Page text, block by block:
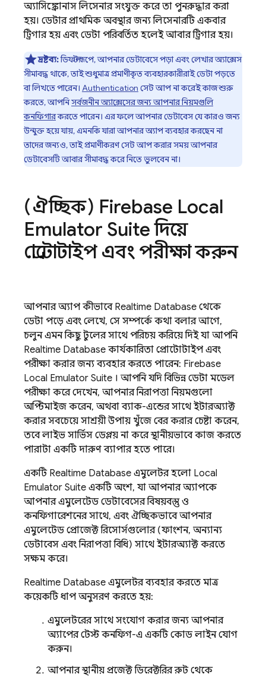
অ্যাসিঙ্ক্রোনাস লিসেনার সংযুক্ত করে তা পুনরুদ্ধার করা
হয়। ডেটার প্রাথমিক অবস্থার জন্য লিসেনারটি একবার
ট্রিগার হয় এবং ডেটা পরিবর্তিত হলেই আবার ট্রিগার হয়।
দ্রষ্টব্য:ডিফল্টরূপে, আপনার ডেটাবেসে পড়া এবং লেখার অ্যাক্সেস
সীমাবদ্ধ থাকে, তাই শুধুমাত্র প্রমাণীকৃত ব্যবহারকারীরাই ডেটা পড়তে
বা লিখতে পারেন। Authentication সেট আপ না করেই কাজ শুরু
করতে, আপনিসর্বজনীন অ্যাক্সেসের জন্য আপনার নিয়মগুলি
কনফিগারকরতে পারেন। এর ফলে আপনার ডেটাবেস যে কারও জন্য
উন্মুক্ত হয়ে যায়, এমনকি যারা আপনার অ্যাপ ব্যবহার করছেন না
তাদের জন্যও, তাই প্রমাণীকরণ সেট আপ করার সময় আপনার
ডেটাবেসটি আবার সীমাবদ্ধ করে নিতে ভুলবেন না।
(ঐচ্ছিক) Firebase Local
Emulator Suiteদিয়ে
প্রোটোটাইপ এবং পরীক্ষা করুন
আপনার অ্যাপ কীভাবে Realtime Database থেকে
ডেটা পড়ে এবং লেখে, সে সম্পর্কে কথা বলার আগে,
চলুন এমন কিছু টুলের সাথে পরিচয় করিয়ে দিই যা আপনি
Realtime Database কার্যকারিতা প্রোটোটাইপ এবং
পরীক্ষা করার জন্য ব্যবহার করতে পারেন: Firebase
Local Emulator Suite । আপনি যদি বিভিন্ন ডেটা মডেল
পরীক্ষা করে দেখেন, আপনার নিরাপত্তা নিয়মগুলো
অপ্টিমাইজ করেন, অথবা ব্যাক-এন্ডের সাথে ইন্টারঅ্যাক্ট
করার সবচেয়ে সাশ্রয়ী উপায় খুঁজে বের করার চেষ্টা করেন,
তবে লাইভ সার্ভিস ডেপ্লয় না করে স্থানীয়ভাবে কাজ করতে
পারাটা একটি দারুণ ব্যাপার হতে পারে।
একটি Realtime Database এমুলেটর হলো Local
Emulator Suite একটি অংশ, যা আপনার অ্যাপকে
আপনার এমুলেটেড ডেটাবেসের বিষয়বস্তু ও
কনফিগারেশনের সাথে, এবং ঐচ্ছিকভাবে আপনার
এমুলেটেড প্রোজেক্ট রিসোর্সগুলোর (ফাংশন, অন্যান্য
ডেটাবেস এবং নিরাপত্তা বিধি) সাথে ইন্টারঅ্যাক্ট করতে
সক্ষম করে।
Realtime Database এমুলেটর ব্যবহার করতে মাত্র
কয়েকটি ধাপ অনুসরণ করতে হয়:
এমুলেটরের সাথে সংযোগ করার জন্য আপনার
অ্যাপের টেস্ট কনফিগ-এ একটি কোড লাইন যোগ
করুন।
আপনার স্থানীয় প্রজেক্ট ডিরেক্টরির রুট থেকে